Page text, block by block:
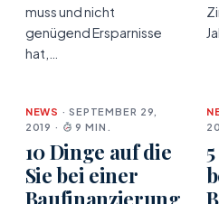
muss und nicht
genügend Ersparnisse
hat,…
NEWS · SEPTEMBER 29,
2019 ·
9 MIN.
10 Dinge auf die
Sie bei einer
Baufinanzierung